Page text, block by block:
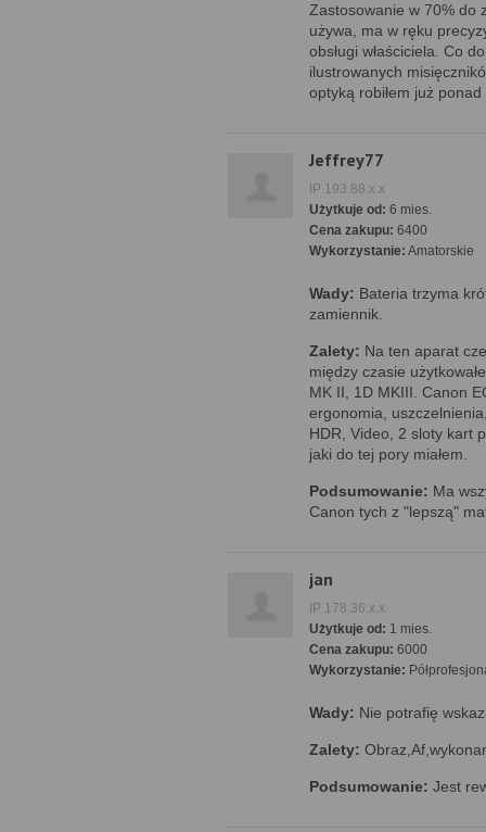
Zastosowanie w 70% do
używa, ma w ręku
obsługi właściciela. Co
ilustrowanych
optyką robiłem już
Jeffrey77
IP 193.88.x.x
Użytkuje od: 6 mies.
Cena zakupu: 6400
Wykorzystanie: Amatorskie
Wady: Bateria trzyma
zamiennik.
Zalety: Na ten aparat
między czasie
MK II, 1D MKIII. Canon
ergonomia,
HDR, Video, 2 sloty kart
jaki do tej pory miałem.
Podsumowanie: Ma
Canon tych z "lepszą"
jan
IP 178.36.x.x
Użytkuje od: 1 mies.
Cena zakupu: 6000
Wykorzystanie:
Wady: Nie potrafię
Zalety:
Podsumowanie: Jest